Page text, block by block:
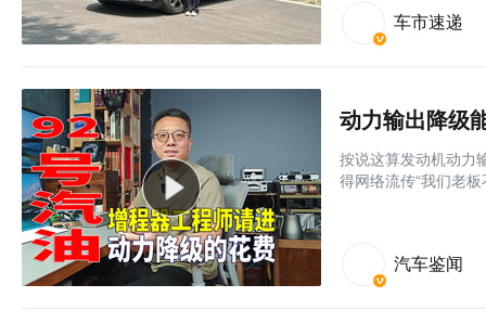
车市速递
动力输出降级
按说这算发动机动力
得网络流传“我们老
汽车鉴闻